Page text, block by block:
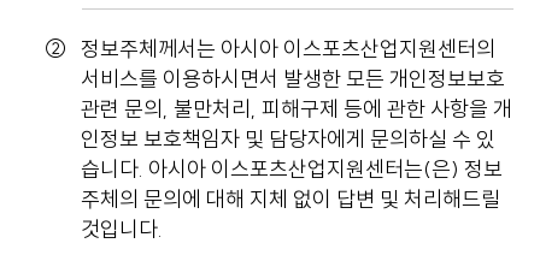
정보주체께서는 아시아 이스포츠산업지원센터의
서비스를 이용하시면서 발생한 모든 개인정보보호
관련 문의, 불만처리, 피해구제 등에 관한 사항을 개
인정보 보호책임자 및 담당자에게 문의하실 수 있
습니다. 아시아 이스포츠산업지원센터는(은) 정보
주체의 문의에 대해 지체 없이 답변 및 처리해드릴
것입니다.